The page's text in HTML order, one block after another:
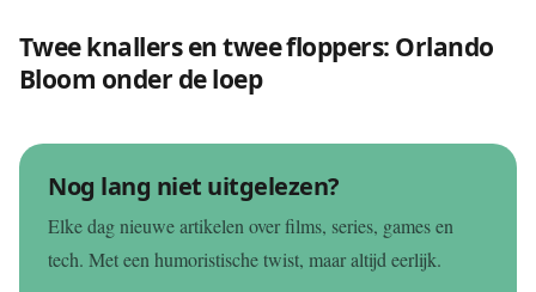
Twee knallers en twee floppers: Orlando
Bloom onder de loep
Nog lang niet uitgelezen?
Elke dag nieuwe artikelen over films, series, games en
tech. Met een humoristische twist, maar altijd eerlijk.